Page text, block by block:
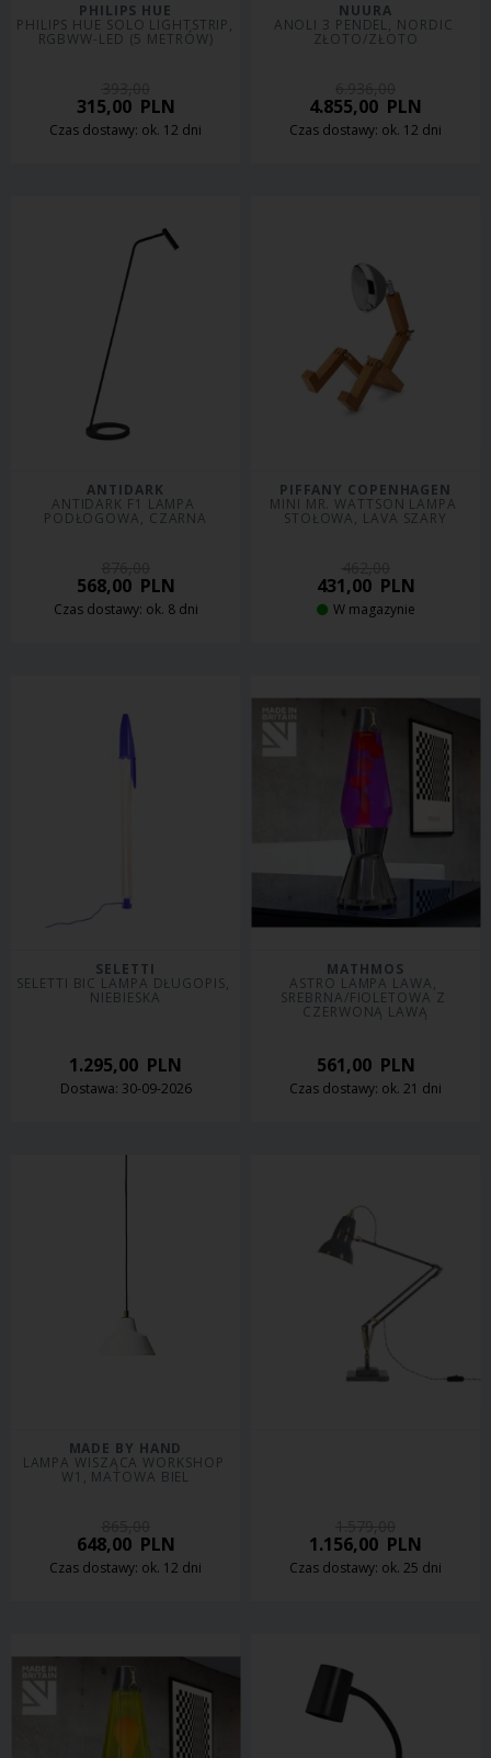
PHILIPS HUE
PHILIPS HUE SOLO LIGHTSTRIP,
RGBWW-LED (5 METRÓW)
315,00PLN
Czas dostawy: ok. 12 dni
NUURA
ANOLI 3 PENDEL, NORDIC
ZŁOTO/ZŁOTO
4.855,00 PLN
Czas dostawy: ok. 12 dni
ANTIDARK
ANTIDARK F1 LAMPA
PODŁOGOWA, CZARNA
568,00PLN
Czas dostawy: ok. 8 dni
PIFFANY COPENHAGEN
MINI MR. WATTSON LAMPA
STOŁOWA, LAVA SZARY
431,00PLN
W magazynie
SELETTI
SELETTI BIC LAMPA DŁUGOPIS,
NIEBIESKA
1.295,00 PLN
Dostawa: 30-09-2026
MATHMOS
ASTRO LAMPA LAWA,
SREBRNA/FIOLETOWA Z
CZERWONĄ LAWĄ
561,00PLN
Czas dostawy: ok. 21 dni
MADE BY HAND
LAMPA WISZĄCA WORKSHOP
W1, MATOWA BIEL
648,00PLN
Czas dostawy: ok. 12 dni
1.156,00 PLN
Czas dostawy: ok. 25 dni